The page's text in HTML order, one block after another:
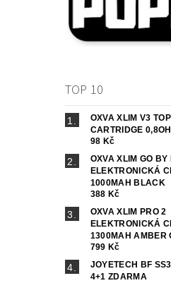
TOP 10
OXVA XLIM V3
CARTRIDGE
98 Kč
OXVA XLIM GO BY
ELEKTRONICKÁ
1000MAH BLACK
388 Kč
OXVA XLIM PRO 2
ELEKTRONICKÁ
1300MAH AMBER
799 Kč
JOYETECH BF
4+1 ZDARMA